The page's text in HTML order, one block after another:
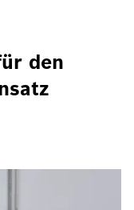
den